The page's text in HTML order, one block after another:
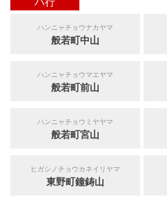
ハンニャチョウナカヤマ
般若町中山
ハンニャチョウマエヤマ
般若町前山
ハンニャチョウミヤヤマ
般若町宮山
ヒガシノチョウカネイリヤマ
東野町鐘鋳山